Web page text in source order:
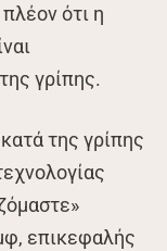
ότι η
γρίπης.
της γρίπης
επικεφαλής